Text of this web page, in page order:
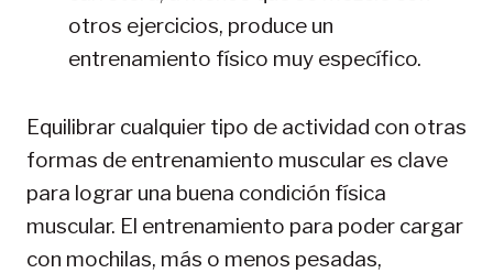
otros ejercicios, produce un
entrenamiento físico muy específico.
Equilibrar cualquier tipo de actividad con otras
formas de entrenamiento muscular es clave
para lograr una buena condición física
muscular. El entrenamiento para poder cargar
con mochilas, más o menos pesadas,